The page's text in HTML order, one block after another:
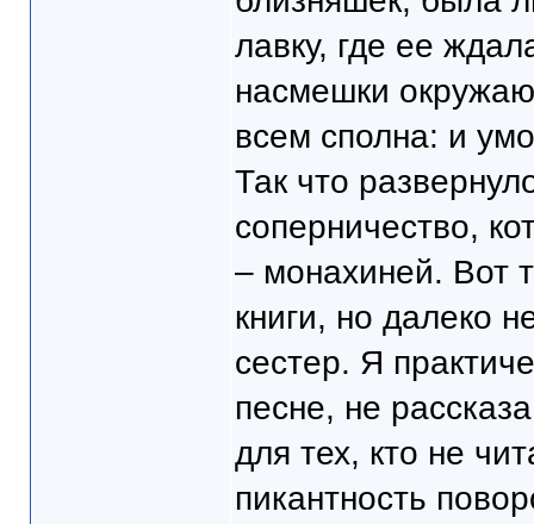
лавку, где ее
насмешки
всем сполна: и
Так что
соперничество,
– монахиней. Вот
книги, но далеко
сестер. Я
песне, не
для тех, кто не
пикантность